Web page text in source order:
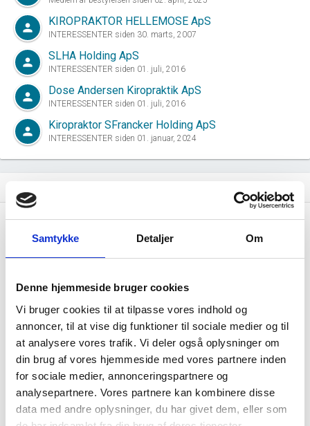
Samtykke Detaljer Om
Denne hjemmeside bruger cookies
Vi bruger cookies til at tilpasse vores indhold og
annoncer, til at vise dig funktioner til sociale medier og til
at analysere vores trafik. Vi deler også oplysninger om
din brug af vores hjemmeside med vores partnere inden
for sociale medier, annonceringspartnere og
analysepartnere. Vores partnere kan kombinere disse
data med andre oplysninger, du har givet dem, eller som
person KIROPRAKTOR HELLEMOSE ApS
INTERESSENTER siden 30. marts, 2007
person SLHA Holding ApS
INTERESSENTER siden 01. juli, 2016
person Dose Andersen Kiropraktik ApS
INTERESSENTER siden 01. juli, 2016
person Kiropraktor SFrancker Holding ApS
INTERESSENTER siden 01. januar, 2024
KIROPRAKTIK I CENTRUM I/S har ingen
offentlig data om deres ejerstruktur.